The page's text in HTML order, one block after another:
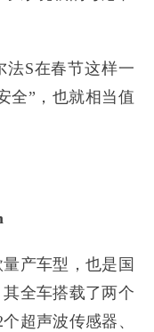
法S在春节这样一
全”，也就相当值
产车型，也是国
全车搭载了两个
超声波传感器、